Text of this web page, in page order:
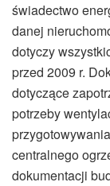
świadectwo
danej
dotyczy
przed 2009 r.
dotyczące
potrzeby
centralnego
dokumentacji